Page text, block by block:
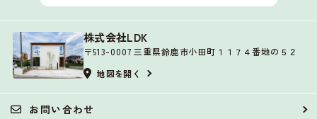
株式会社LDK
〒513-0007 三重県鈴鹿市小田町１１７４番地の５２
地図を開く
お問い合わせ